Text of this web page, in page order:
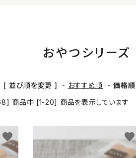
野菜・果物
リーズ
おやつシリーズ
[ 並び順を変更 ] - おすすめ順 -価格順
商品中 [1-20] 商品を表示しています
favorite favorite